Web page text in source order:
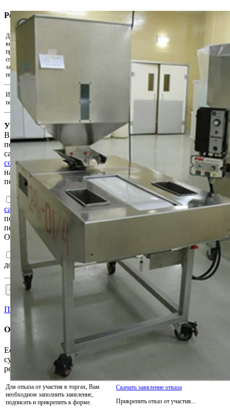
Регистрация участника
Для участия в аукционе необходимо
внести задаток. Скачайте реквизиты и
произведите оплату удобным для Вас
способом. Для подтверждения внесения
задатка прикрепите документ,
подтверждающий факт оплаты.
Скачать реквизиты на оплату
Прикрепить подтверждения оплаты...
Иные документы, подтверждающие
полномочия на участие в аукционе
Прикрепить иные документы...
Уважаемый пользователь!
В соответствии с Законом Республики Беларусь «О защите
персональных данных» для продолжения работы на интернет-
сайте e-auction.by просим ознакомиться с
Пользовательским
соглашением интернет-сайта e-auction.by
и выразить согласие
на обработку информации о пользователе, в том числе
персональных данных.
Ознакомлен с
Пользовательским соглашением интернет-
сайта e-auction.by и согласен с обработкой информации о
пользователе, в том числе персональных данных, а также их
передачей, в том числе трансграничной, в соответствии с ним.
Ознакомлен и согласен с
Подтверждаю достоверность сведений, указанных в
документах на участия в торгах.
Пройти аккредитацию
Отказаться от участия
Если Вы уже успели сделать оплату задатка, то выплаченная
сумма будет Вам возвращена на указанный Вами при
регистрации расчётный счёт.
Для отказа от участия в торгах, Вам
необходиом заполнить заявление,
подписать и прикрепить к форме.
Скачать заявление отказа
Прикрепить отказ от участия...